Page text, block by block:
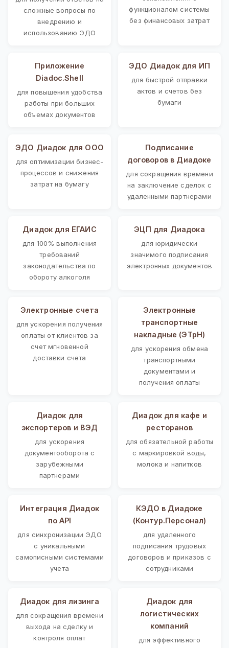
сложные вопросы по
внедрению и
использованию ЭДО
функционалом системы
без финансовых затрат
Приложение
Diadoc.Shell
для повышения удобства
работы при больших
объемах документов
ЭДО Диадок для ИП
для быстрой отправки
актов и счетов без
бумаги
ЭДО Диадок для ООО
для оптимизации бизнес-
процессов и снижения
затрат на бумагу
Подписание
договоров в Диадоке
для сокращения времени
на заключение сделок с
удаленными партнерами
Диадок для ЕГАИС
для 100% выполнения
требований
законодательства по
обороту алкоголя
ЭЦП для Диадока
для юридически
значимого подписания
электронных документов
Электронные счета
для ускорения получения
оплаты от клиентов за
счет мгновенной
доставки счета
Электронные
транспортные
накладные (ЭТрН)
для ускорения обмена
транспортными
документами и
получения оплаты
Диадок для
экспортеров и ВЭД
для ускорения
документооборота с
зарубежными
партнерами
Диадок для кафе и
ресторанов
для обязательной работы
с маркировкой воды,
молока и напитков
Интеграция Диадок
по API
для синхронизации ЭДО
с уникальными
самописными системами
учета
КЭДО в Диадоке
(Контур.Персонал)
для удаленного
подписания трудовых
договоров и приказов с
сотрудниками
Диадок для лизинга
для сокращения времени
выхода на сделку и
контроля оплат
Диадок для
логистических
компаний
для эффективного